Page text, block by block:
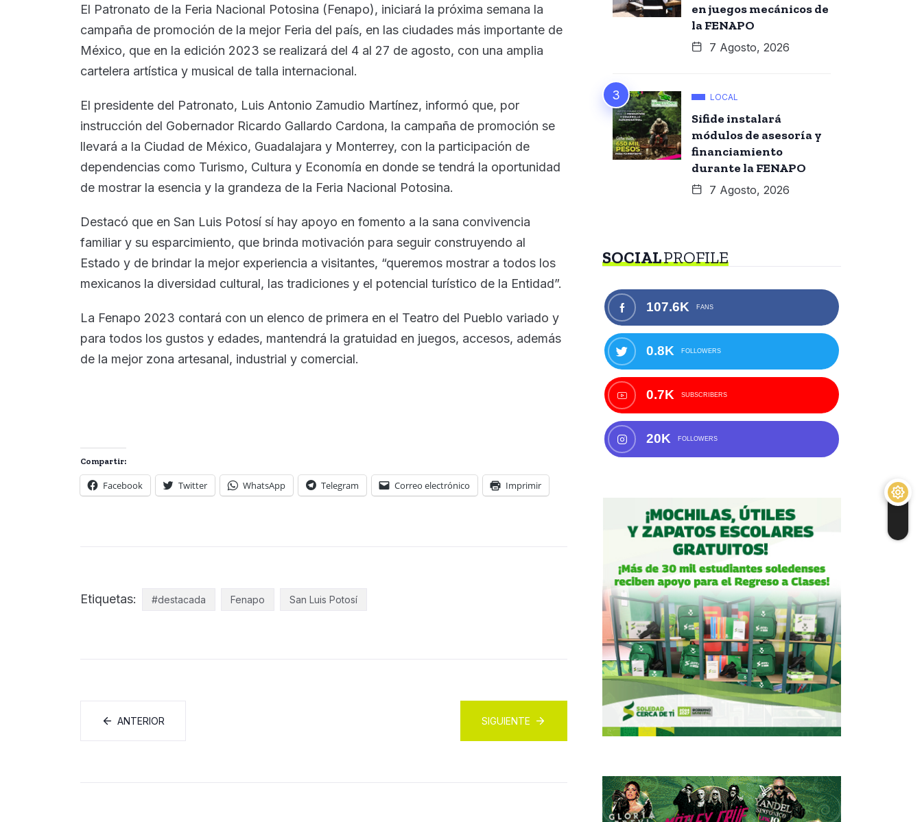
El Patronato de la Feria Nacional Potosina (Fenapo), iniciará la próxima semana la
campaña de promoción de la mejor Feria del país, en las ciudades más importante de
México, que en la edición 2023 se realizará del 4 al 27 de agosto, con una amplia
cartelera artística y musical de talla internacional.
El presidente del Patronato, Luis Antonio Zamudio Martínez, informó que, por
instrucción del Gobernador Ricardo Gallardo Cardona, la campaña de promoción se
llevará a la Ciudad de México, Guadalajara y Monterrey, con la participación de
dependencias como Turismo, Cultura y Economía en donde se tendrá la oportunidad
de mostrar la esencia y la grandeza de la Feria Nacional Potosina.
Destacó que en San Luis Potosí sí hay apoyo en fomento a la sana convivencia
familiar y su esparcimiento, que brinda motivación para seguir construyendo al
Estado y de brindar la mejor experiencia a visitantes, “queremos mostrar a todos los
mexicanos la diversidad cultural, las tradiciones y el potencial turístico de la Entidad”.
La Fenapo 2023 contará con un elenco de primera en el Teatro del Pueblo variado y
para todos los gustos y edades, mantendrá la gratuidad en juegos, accesos, además
de la mejor zona artesanal, industrial y comercial.
Compartir:
Facebook Twitter WhatsApp Telegram Correo electrónico Imprimir
Etiquetas: #destacada Fenapo San Luis Potosí
ANTERIOR SIGUIENTE
en juegos mecánicos de
la FENAPO
7 Agosto, 2026
LOCAL
Sifide instalará
módulos de asesoría y
financiamiento
durante la FENAPO
7 Agosto, 2026
SOCIALPROFILE
107.6K FANS
0.8K FOLLOWERS
0.7K SUBSCRIBERS
20K FOLLOWERS